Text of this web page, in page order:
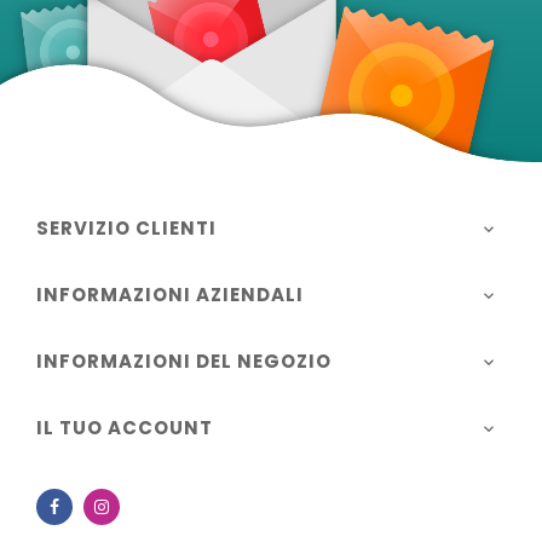
SERVIZIO CLIENTI 
INFORMAZIONI AZIENDALI 
INFORMAZIONI DEL NEGOZIO 
IL TUO ACCOUNT 
Facebook